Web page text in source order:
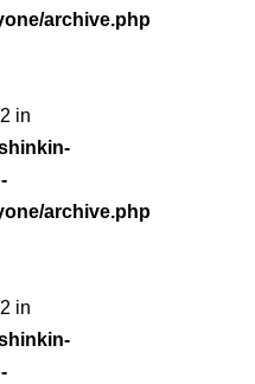
archive.php
in
archive.php
in